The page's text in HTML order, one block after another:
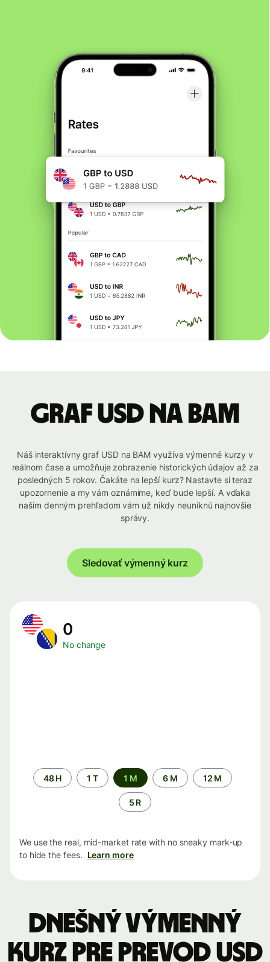
graf USD na BAM
Náš interaktívny graf USD na BAM využíva výmenné kurzy v
reálnom čase a umožňuje zobrazenie historických údajov až za
posledných 5 rokov. Čakáte na lepší kurz? Nastavte si teraz
upozornenie a my vám oznámime, keď bude lepší. A vďaka
našim denným prehľadom vám už nikdy neuniknú najnovšie
správy.
Sledovať výmenný kurz
0
No change
Time
period
48 H 1 T 1 M 6 M 12 M
5 R
We use the real, mid-market rate with no sneaky mark-up
to hide the fees. Learn more
Dnešný výmenný
kurz pre prevod USD